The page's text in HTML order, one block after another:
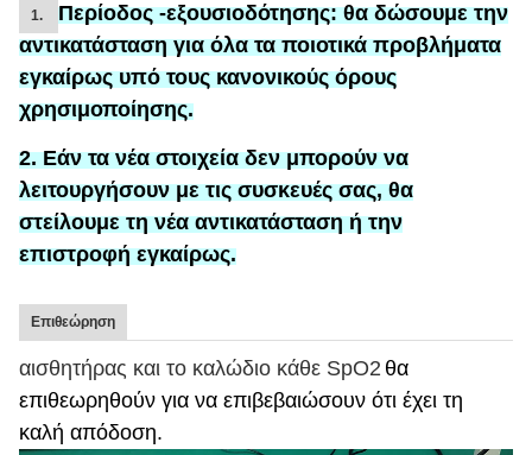
1. Περίοδος -εξουσιοδότησης:θα δώσουμε την
αντικατάστασηγιαόλα τα ποιοτικά προβλήματα
εγκαίρως υπό τους κανονικούς όρους
χρησιμοποίησης.
2. Εάν τα νέα στοιχεία δεν μπορούν να
λειτουργήσουν με τις συσκευές σας, θα
στείλουμε τη νέα αντικατάσταση ή την
επιστροφή εγκαίρως.
Επιθεώρηση
αισθητήρας και το καλώδιο κάθε SpO2 θα
επιθεωρηθούν για να επιβεβαιώσουν ότι έχει τη
καλή απόδοση.